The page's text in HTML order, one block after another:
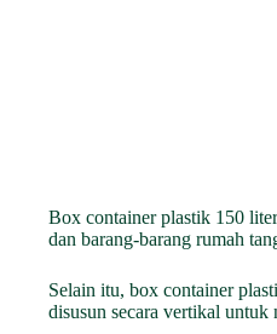
Box container plastik 150
dan barang-barang rumah
Selain itu, box container
disusun secara vertikal untuk